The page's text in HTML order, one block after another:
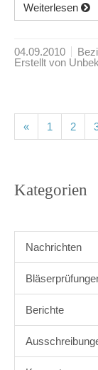
Weiterlesen
04.09.2010
Erstellt von
« 1 (current)
2
Kategorien
Nachrichten
Berichte